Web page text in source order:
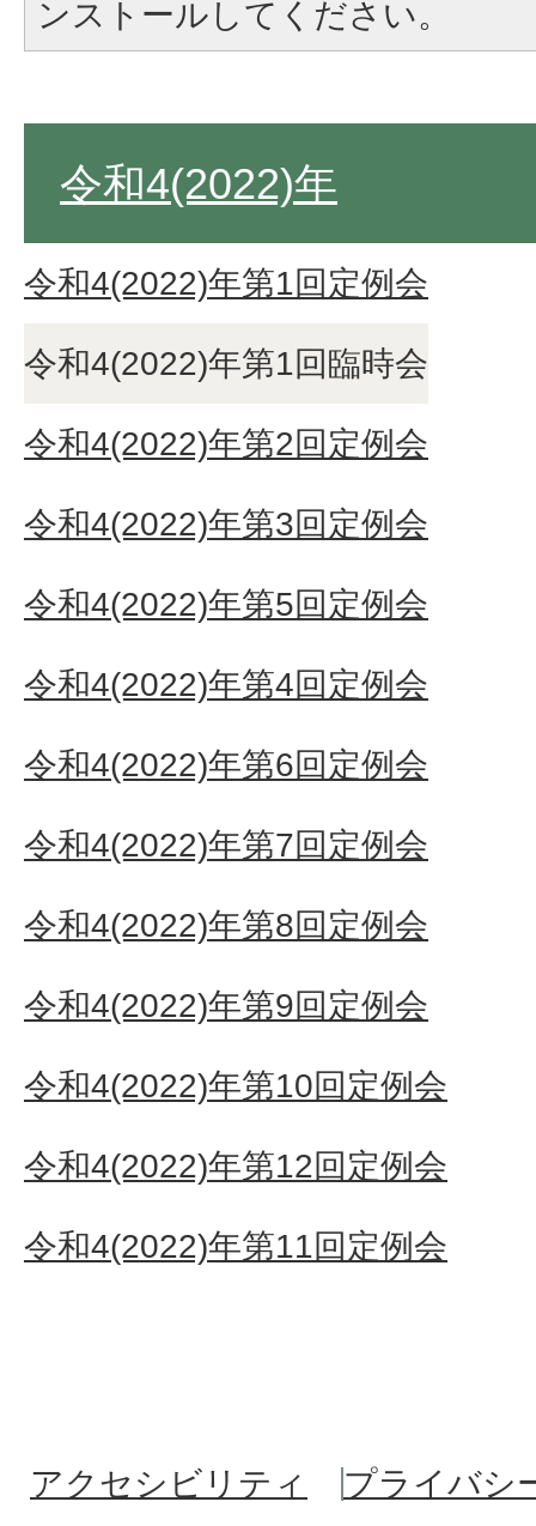
ンストールしてください。
令和4(2022)年
令和4(2022)年第1回定例会
令和4(2022)年第1回臨時会
令和4(2022)年第2回定例会
令和4(2022)年第3回定例会
令和4(2022)年第5回定例会
令和4(2022)年第4回定例会
令和4(2022)年第6回定例会
令和4(2022)年第7回定例会
令和4(2022)年第8回定例会
令和4(2022)年第9回定例会
令和4(2022)年第10回定例会
令和4(2022)年第12回定例会
令和4(2022)年第11回定例会
アクセシビリティ
プライバシ